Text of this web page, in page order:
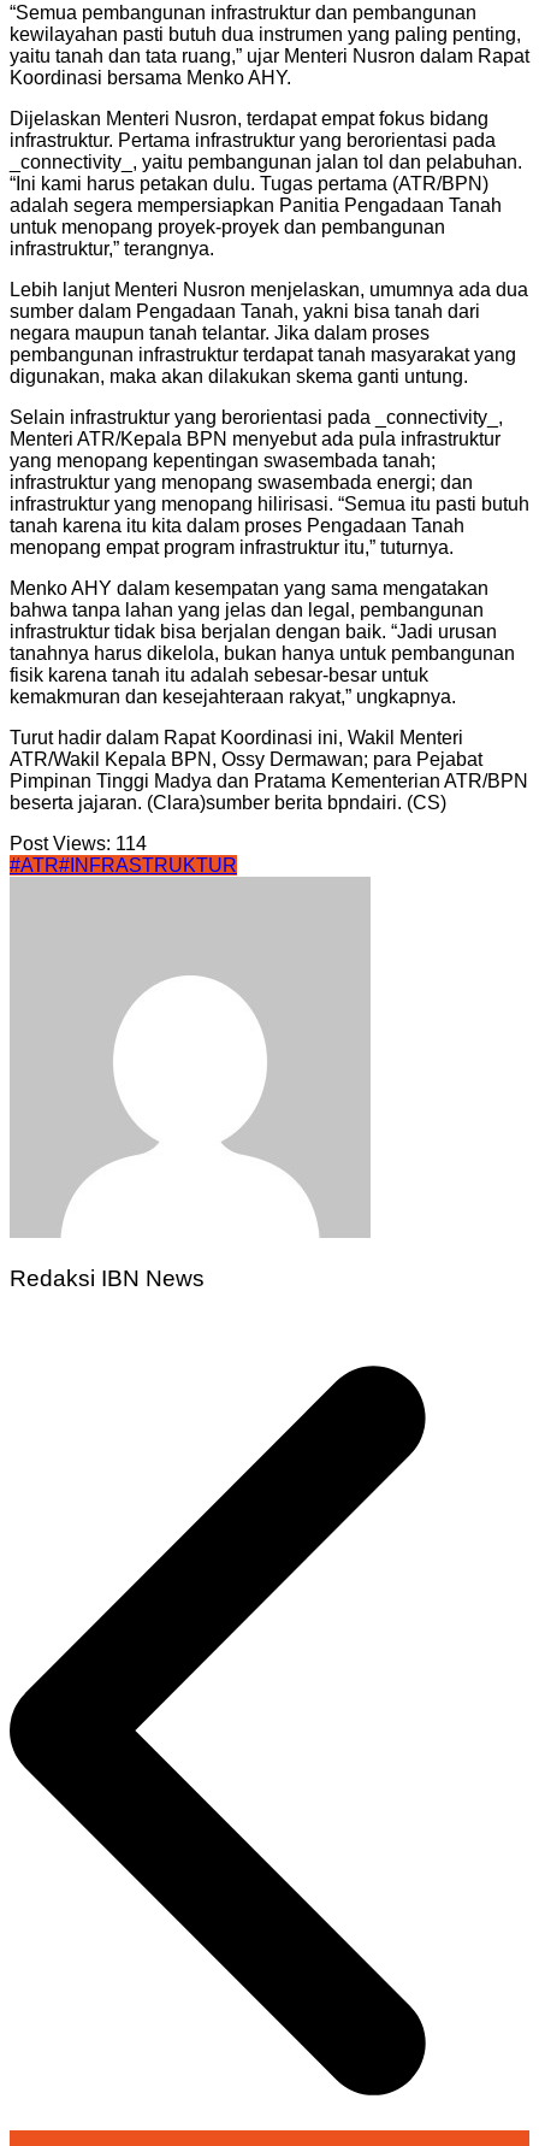
“Semua pembangunan infrastruktur dan pembangunan
kewilayahan pasti butuh dua instrumen yang paling penting,
yaitu tanah dan tata ruang,” ujar Menteri Nusron dalam Rapat
Koordinasi bersama Menko AHY.
Dijelaskan Menteri Nusron, terdapat empat fokus bidang
infrastruktur. Pertama infrastruktur yang berorientasi pada
_connectivity_, yaitu pembangunan jalan tol dan pelabuhan.
“Ini kami harus petakan dulu. Tugas pertama (ATR/BPN)
adalah segera mempersiapkan Panitia Pengadaan Tanah
untuk menopang proyek-proyek dan pembangunan
infrastruktur,” terangnya.
Lebih lanjut Menteri Nusron menjelaskan, umumnya ada dua
sumber dalam Pengadaan Tanah, yakni bisa tanah dari
negara maupun tanah telantar. Jika dalam proses
pembangunan infrastruktur terdapat tanah masyarakat yang
digunakan, maka akan dilakukan skema ganti untung.
Selain infrastruktur yang berorientasi pada _connectivity_,
Menteri ATR/Kepala BPN menyebut ada pula infrastruktur
yang menopang kepentingan swasembada tanah;
infrastruktur yang menopang swasembada energi; dan
infrastruktur yang menopang hilirisasi. “Semua itu pasti butuh
tanah karena itu kita dalam proses Pengadaan Tanah
menopang empat program infrastruktur itu,” tuturnya.
Menko AHY dalam kesempatan yang sama mengatakan
bahwa tanpa lahan yang jelas dan legal, pembangunan
infrastruktur tidak bisa berjalan dengan baik. “Jadi urusan
tanahnya harus dikelola, bukan hanya untuk pembangunan
fisik karena tanah itu adalah sebesar-besar untuk
kemakmuran dan kesejahteraan rakyat,” ungkapnya.
Turut hadir dalam Rapat Koordinasi ini, Wakil Menteri
ATR/Wakil Kepala BPN, Ossy Dermawan; para Pejabat
Pimpinan Tinggi Madya dan Pratama Kementerian ATR/BPN
beserta jajaran. (Clara)sumber berita bpndairi. (CS)
Post Views: 114
#ATR#INFRASTRUKTUR
Redaksi IBN News